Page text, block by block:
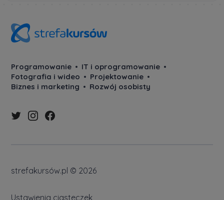
Programowanie
IT i oprogramowanie
Fotografia i wideo
Projektowanie
Biznes i marketing
Rozwój osobisty
strefakursów.pl © 2026
Ustawienia ciasteczek